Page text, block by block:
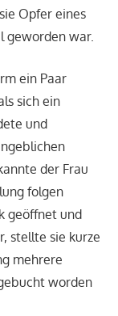
Opfer eines
geworden war.
ein Paar
sich ein
und
der Frau
folgen
geöffnet und
stellte sie kurze
mehrere
worden